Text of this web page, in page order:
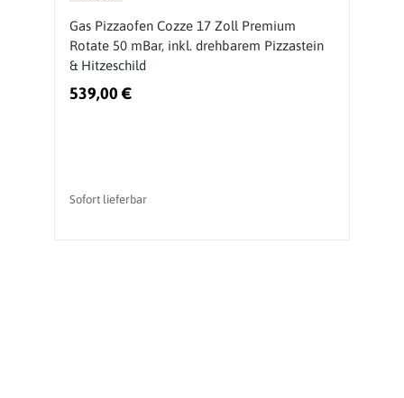
Gas Pizzaofen Cozze 17 Zoll Premium
Rotate 50 mBar, inkl. drehbarem Pizzastein
& Hitzeschild
539,00 €
Sofort lieferbar